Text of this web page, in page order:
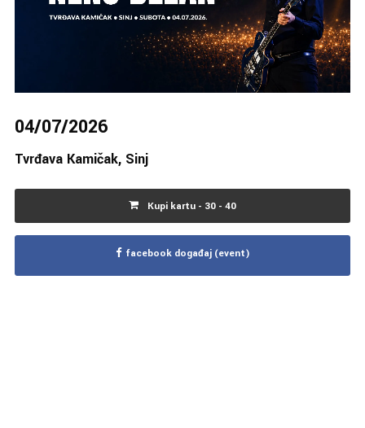
04/07/2026
Tvrđava Kamičak, Sinj
Kupi kartu - 30 - 40
facebook događaj (event)